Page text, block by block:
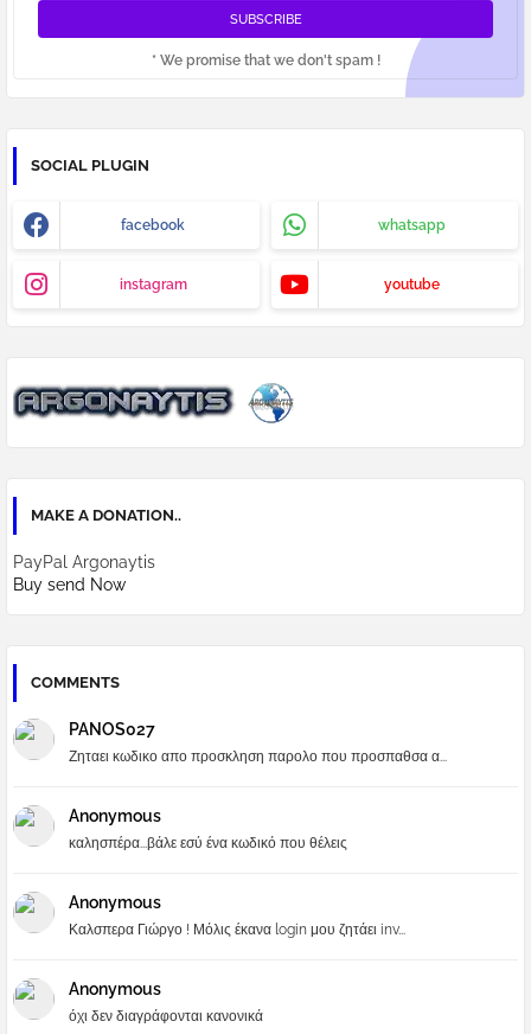
* We promise that we don't spam !
SOCIAL PLUGIN
facebook whatsapp
instagram youtube
MAKE A DONATION..
PayPal Argonaytis
Buy send Now
COMMENTS
PANOS027
Ζηταει κωδικο απο προσκληση παρολο που προσπαθσα α...
Anonymous
καλησπέρα...βάλε εσύ ένα κωδικό που θέλεις
Anonymous
Καλσπερα Γιώργο ! Μόλις έκανα login μου ζητάει inv...
Anonymous
όχι δεν διαγράφονται κανονικά